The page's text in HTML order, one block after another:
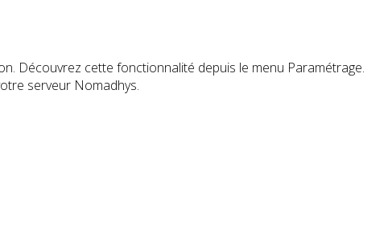
Découvrez cette fonctionnalité depuis le menu Paramétrage.
serveur Nomadhys.